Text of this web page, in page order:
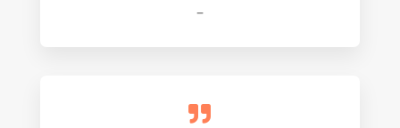
–
